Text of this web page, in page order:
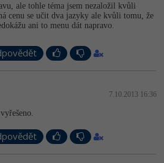
ale tohle téma jsem nezaložil kvůli
cenu se učit dva jazyky ale kvůli tomu, že
ani to menu dát napravo.
7.10.2013 16:36